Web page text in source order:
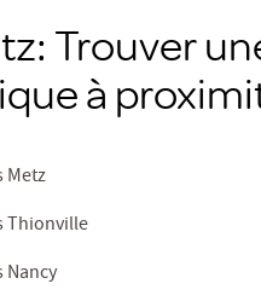
Trouver
à
Metz
Thionville
Nancy